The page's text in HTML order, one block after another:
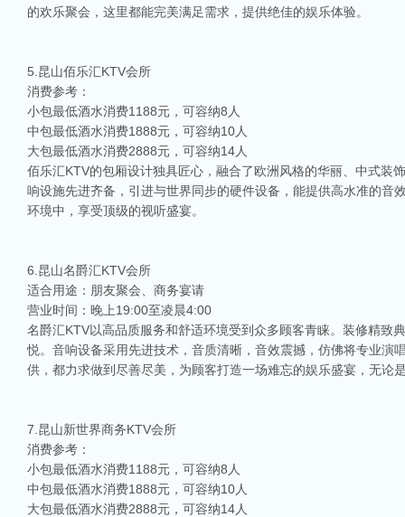
的欢乐聚会，这里都能完美满足需求，提供绝佳的娱乐体验。
5.昆山佰乐汇KTV会所
消费参考：
小包最低酒水消费1188元，可容纳8人
中包最低酒水消费1888元，可容纳10人
大包最低酒水消费2888元，可容纳14人
佰乐汇KTV的包厢设计独具匠心，融合了欧洲风格的华丽、中式装
响设施先进齐备，引进与世界同步的硬件设备，能提供高水准的
环境中，享受顶级的视听盛宴。
6.昆山名爵汇KTV会所
适合用途：朋友聚会、商务宴请
营业时间：晚上19:00至凌晨4:00
名爵汇KTV以高品质服务和舒适环境受到众多顾客青睐。装修精致
悦。音响设备采用先进技术，音质清晰，音效震撼，仿佛将专业
供，都力求做到尽善尽美，为顾客打造一场难忘的娱乐盛宴，无
7.昆山新世界商务KTV会所
消费参考：
小包最低酒水消费1188元，可容纳8人
中包最低酒水消费1888元，可容纳10人
大包最低酒水消费2888元，可容纳14人